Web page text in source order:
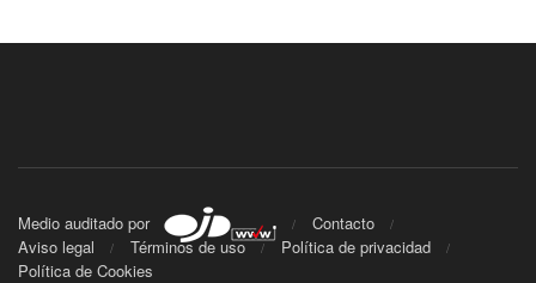
Medio auditado por
Contacto
Aviso legal
Términos de uso
Política de privacidad
Política de Cookies